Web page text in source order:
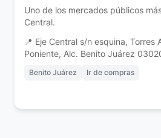
Uno de los mercados públicos
Central.
📍 Eje Central s/n esquina, Torres
Poniente, Alc. Benito Juárez
Benito Juárez Ir de compras